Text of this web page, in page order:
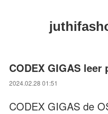
CODEX GIGAS leer
2024.02.28 01:51
CODEX GIGAS de